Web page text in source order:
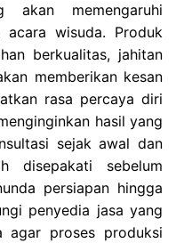
akan memengaruhi
acara wisuda. Produk
berkualitas, jahitan
memberikan kesan
rasa percaya diri
hasil yang
sejak awal dan
disepakati sebelum
persiapan hingga
penyedia jasa yang
agar proses produksi